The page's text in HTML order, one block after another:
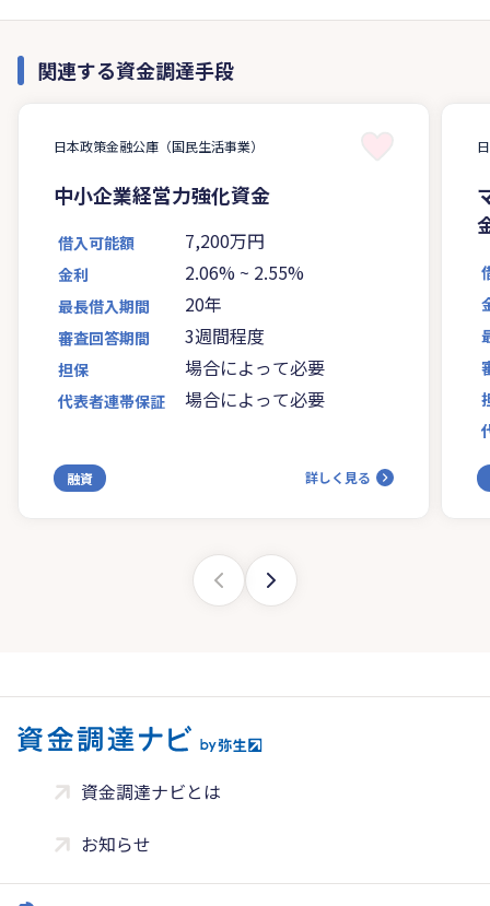
関連する資金調達手段
日本政策金融公庫（国民生活事業）
中小企業経営力強化資金
借入可能額 7,200万円
金利 2.06% ~ 2.55%
最長借入期間 20年
審査回答期間 3週間程度
担保 場合によって必要
代表者連帯保証 場合によって必要
融資 詳しく見る
資金調達ナビとは
お知らせ